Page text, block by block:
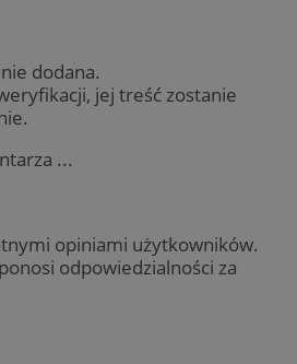
dodana.
jej treść zostanie
...
opiniami użytkowników.
odpowiedzialności za